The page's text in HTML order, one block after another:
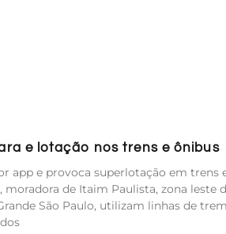
e lotação nos trens e ônibus
app e provoca superlotação em trens
de Itaim Paulista, zona leste
São Paulo, utilizam linhas de trem